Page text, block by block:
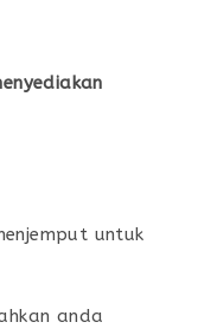
untuk
anda